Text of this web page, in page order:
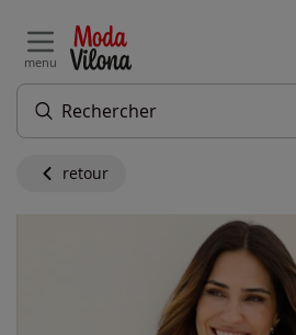
menu
retour